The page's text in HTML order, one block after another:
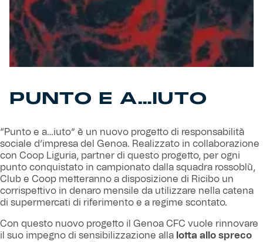
Robe di Kappa x Genoa
Vintage Collection
Kids
Accessori
Party
Outlet
PUNTO E A…IUTO
“Punto e a…iuto” è un nuovo progetto di responsabilità
sociale d’impresa del Genoa. Realizzato in collaborazione
con Coop Liguria, partner di questo progetto, per ogni
punto conquistato in campionato dalla squadra rossoblù,
Club e Coop metteranno a disposizione di Ricibo un
corrispettivo in denaro mensile da utilizzare nella catena
di supermercati di riferimento e a regime scontato.
Con questo nuovo progetto il Genoa CFC vuole rinnovare
il suo impegno di sensibilizzazione alla lotta allo spreco